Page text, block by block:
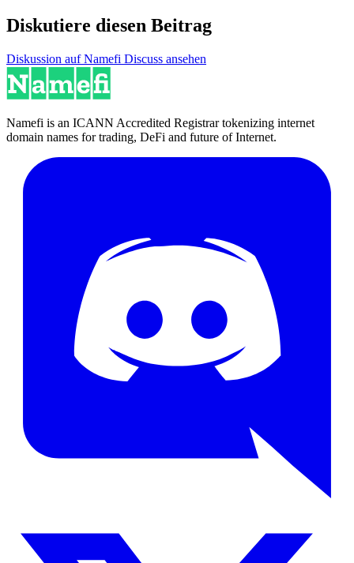
Diskutiere diesen Beitrag
Diskussion auf Namefi Discuss ansehen
Namefi is an ICANN Accredited Registrar tokenizing internet
domain names for trading, DeFi and future of Internet.